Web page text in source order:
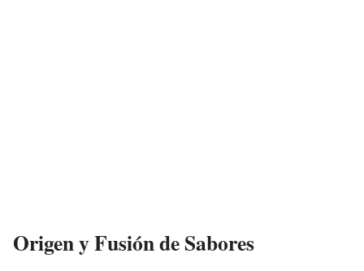
Origen y Fusión de Sabores